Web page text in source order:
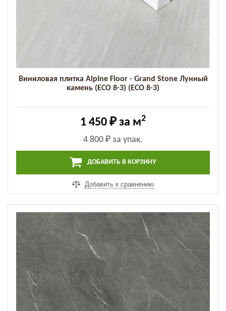
Виниловая плитка Alpine Floor - Grand Stone Лунный
камень (ECO 8-3) (ECO 8-3)
1 450 ₽ за м2
4 800 ₽ за упак.
ДОБАВИТЬ В КОРЗИНУ
Добавить к сравнению